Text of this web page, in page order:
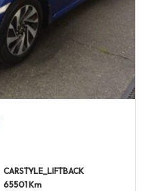
CARSTYLE_LIFTBACK
65501 Km